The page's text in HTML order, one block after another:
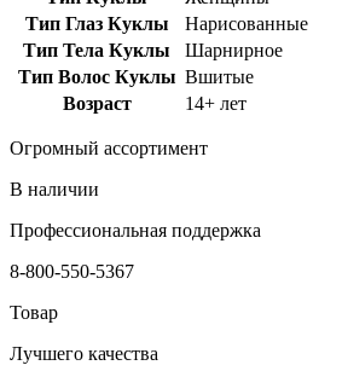
Тип Глаз Куклы
Нарисованные
Тип Тела Куклы
Шарнирное
Тип Волос Куклы Вшитые
Возраст
14+ лет
Огромный ассортимент
В наличии
Профессиональная поддержка
8-800-550-5367
Товар
Лучшего качества